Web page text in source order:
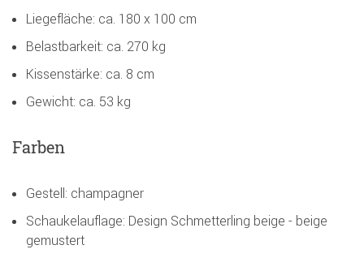
Liegefläche: ca. 180 x 100 cm
Belastbarkeit: ca. 270 kg
Kissenstärke: ca. 8 cm
Gewicht: ca. 53 kg
Farben
Gestell: champagner
Schaukelauflage: Design Schmetterling beige - beige
gemustert